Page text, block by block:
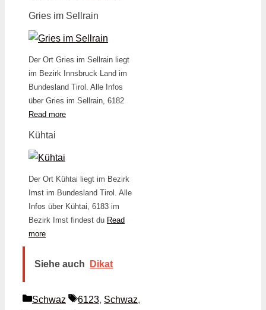
Gries im Sellrain
Der Ort Gries im Sellrain liegt
im Bezirk Innsbruck Land im
Bundesland Tirol. Alle Infos
über Gries im Sellrain, 6182
Read more
Kühtai
Der Ort Kühtai liegt im Bezirk
Imst im Bundesland Tirol. Alle
Infos über Kühtai, 6183 im
Bezirk Imst findest du Read
more
Siehe auch Dikat
Kategorien
Schwaz Schlagwörter
6123, Schwaz,